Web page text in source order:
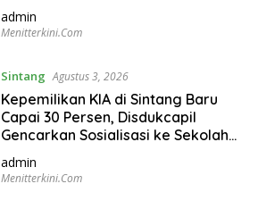
admin
Menitterkini.com
Sintang Agustus 3, 2026
Kepemilikan KIA di Sintang Baru
Capai 30 Persen, Disdukcapil
Gencarkan Sosialisasi ke Sekolah
dan Kecamatan
admin
Menitterkini.com